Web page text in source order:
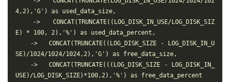
4,2),'G') as used_data_size,
->   CONCAT(TRUNCATE((LOG_DISK_IN_USE/LOG_DISK_SIZ
E) * 100, 2),'%') as used_data_percent,
->   CONCAT(TRUNCATE((LOG_DISK_SIZE - LOG_DISK_IN_U
SE)/1024/1024/1024,2),'G') as free_data_size,
->   CONCAT(TRUNCATE(((LOG_DISK_SIZE - LOG_DISK_IN_
USE)/LOG_DISK_SIZE)*100,2),'%') as free_data_percent